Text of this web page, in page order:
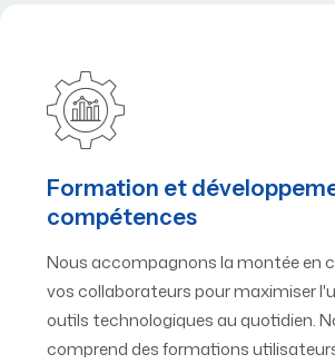
Formation et
compétences
Nous accompagnons la montée en
vos collaborateurs pour maximiser
outils technologiques au quotidien.
comprend des formations